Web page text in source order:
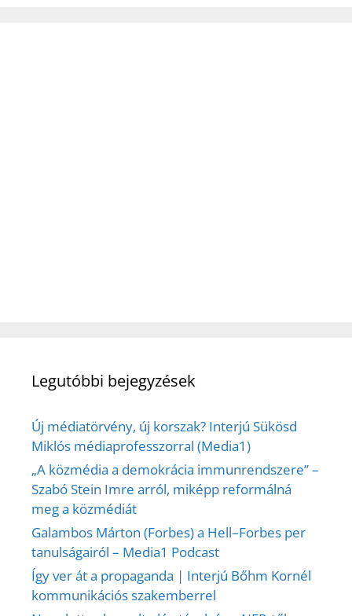
Legutóbbi bejegyzések
Új médiatörvény, új korszak? Interjú Sükösd
Miklós médiaprofesszorral (Media1)
„A közmédia a demokrácia immunrendszere” –
Szabó Stein Imre arról, miképp reformálná
meg a közmédiát
Galambos Márton (Forbes) a Hell–Forbes per
tanulságairól – Media1 Podcast
Így ver át a propaganda | Interjú Bőhm Kornél
kommunikációs szakemberrel